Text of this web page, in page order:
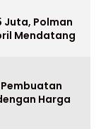
Juta, Polman
Mendatang
Harga